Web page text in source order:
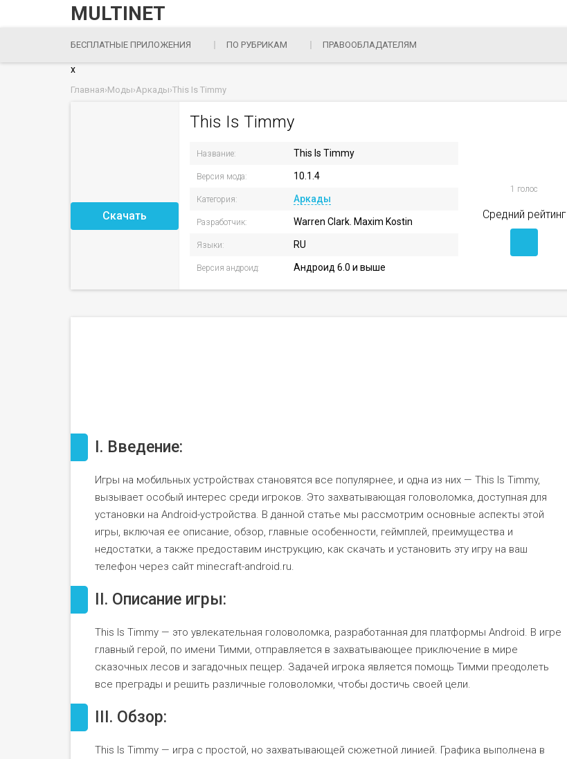
MULTINET
БЕСПЛАТНЫЕ ПРИЛОЖЕНИЯ ПО РУБРИКАМ ПРАВООБЛАДАТЕЛЯМ
x
Главная›Моды›Аркады›This Is Timmy
Скачать
This Is Timmy
Название: This Is Timmy
Версия мода: 10.1.4
Категория: Аркады
Разработчик: Warren Clark. Maxim Kostin
Языки: RU
Версия андроид: Андроид 6.0 и выше
1 голос
Средний рейтинг
I. Введение:
Игры на мобильных устройствах становятся все популярнее, и одна из них — This Is Timmy,
вызывает особый интерес среди игроков. Это захватывающая головоломка, доступная для
установки на Android-устройства. В данной статье мы рассмотрим основные аспекты этой
игры, включая ее описание, обзор, главные особенности, геймплей, преимущества и
недостатки, а также предоставим инструкцию, как скачать и установить эту игру на ваш
телефон через сайт minecraft-android.ru.
II. Описание игры:
This Is Timmy — это увлекательная головоломка, разработанная для платформы Android. В игре
главный герой, по имени Тимми, отправляется в захватывающее приключение в мире
сказочных лесов и загадочных пещер. Задачей игрока является помощь Тимми преодолеть
все преграды и решить различные головоломки, чтобы достичь своей цели.
III. Обзор:
This Is Timmy — игра с простой, но захватывающей сюжетной линией. Графика выполнена в